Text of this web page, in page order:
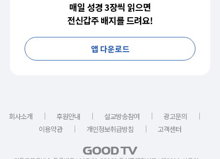
매일 성경 3장씩 읽으면
전신갑주 배지를 드려요!
앱 다운로드
회사소개 ｜ 후원안내 ｜ 설교방송참여 ｜ 광고문의
｜
이용약관
｜ 개인정보취급방침 ｜ 고객센터